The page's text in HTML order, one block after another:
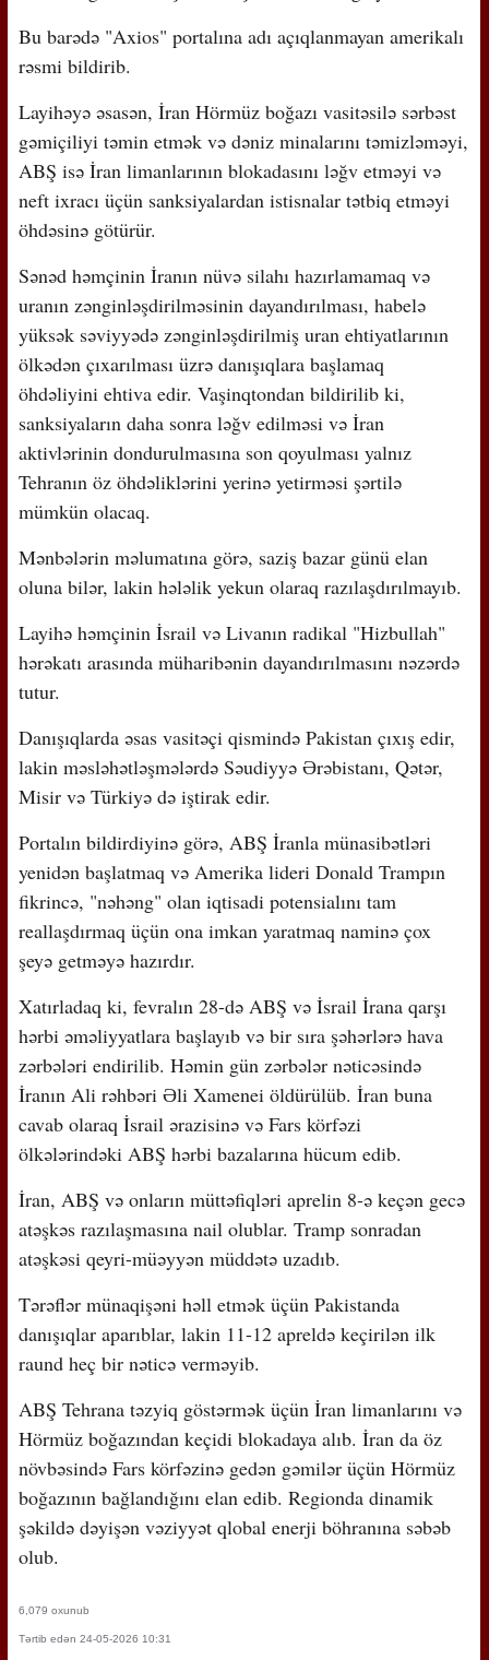
Bu barədə "Axios" portalına adı açıqlanmayan amerikalı
rəsmi bildirib.
Layihəyə əsasən, İran Hörmüz boğazı vasitəsilə sərbəst
gəmiçiliyi təmin etmək və dəniz minalarını təmizləməyi,
ABŞ isə İran limanlarının blokadasını ləğv etməyi və
neft ixracı üçün sanksiyalardan istisnalar tətbiq etməyi
öhdəsinə götürür.
Sənəd həmçinin İranın nüvə silahı hazırlamamaq və
uranın zənginləşdirilməsinin dayandırılması, habelə
yüksək səviyyədə zənginləşdirilmiş uran ehtiyatlarının
ölkədən çıxarılması üzrə danışıqlara başlamaq
öhdəliyini ehtiva edir. Vaşinqtondan bildirilib ki,
sanksiyaların daha sonra ləğv edilməsi və İran
aktivlərinin dondurulmasına son qoyulması yalnız
Tehranın öz öhdəliklərini yerinə yetirməsi şərtilə
mümkün olacaq.
Mənbələrin məlumatına görə, saziş bazar günü elan
oluna bilər, lakin hələlik yekun olaraq razılaşdırılmayıb.
Layihə həmçinin İsrail və Livanın radikal "Hizbullah"
hərəkatı arasında müharibənin dayandırılmasını nəzərdə
tutur.
Danışıqlarda əsas vasitəçi qismində Pakistan çıxış edir,
lakin məsləhətləşmələrdə Səudiyyə Ərəbistanı, Qətər,
Misir və Türkiyə də iştirak edir.
Portalın bildirdiyinə görə, ABŞ İranla münasibətləri
yenidən başlatmaq və Amerika lideri Donald Trampın
fikrincə, "nəhəng" olan iqtisadi potensialını tam
reallaşdırmaq üçün ona imkan yaratmaq naminə çox
şeyə getməyə hazırdır.
Xatırladaq ki, fevralın 28-də ABŞ və İsrail İrana qarşı
hərbi əməliyyatlara başlayıb və bir sıra şəhərlərə hava
zərbələri endirilib. Həmin gün zərbələr nəticəsində
İranın Ali rəhbəri Əli Xamenei öldürülüb. İran buna
cavab olaraq İsrail ərazisinə və Fars körfəzi
ölkələrindəki ABŞ hərbi bazalarına hücum edib.
İran, ABŞ və onların müttəfiqləri aprelin 8-ə keçən gecə
atəşkəs razılaşmasına nail olublar. Tramp sonradan
atəşkəsi qeyri-müəyyən müddətə uzadıb.
Tərəflər münaqişəni həll etmək üçün Pakistanda
danışıqlar aparıblar, lakin 11-12 apreldə keçirilən ilk
raund heç bir nəticə verməyib.
ABŞ Tehrana təzyiq göstərmək üçün İran limanlarını və
Hörmüz boğazından keçidi blokadaya alıb. İran da öz
növbəsində Fars körfəzinə gedən gəmilər üçün Hörmüz
boğazının bağlandığını elan edib. Regionda dinamik
şəkildə dəyişən vəziyyət qlobal enerji böhranına səbəb
olub.
6,079 oxunub
Tərtib edən 24-05-2026 10:31